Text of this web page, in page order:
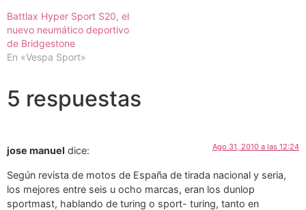
Battlax Hyper Sport S20, el
nuevo neumático deportivo
de Bridgestone
En «Vespa Sport»
5 respuestas
jose manuel dice: Ago 31, 2010 a las 12:24
Según revista de motos de España de tirada nacional y seria,
los mejores entre seis u ocho marcas, eran los dunlop
sportmast, hablando de turing o sport- turing, tanto en